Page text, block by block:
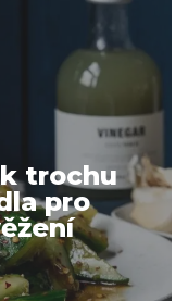
trochu
pro